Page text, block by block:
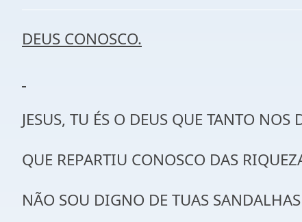
DEUS CONOSCO.
JESUS, TU ÉS O DEUS QUE TANTO NOS
QUE REPARTIU CONOSCO DAS
NÃO SOU DIGNO DE TUAS SANDALHAS